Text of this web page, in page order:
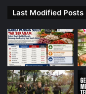
Last Modified Posts